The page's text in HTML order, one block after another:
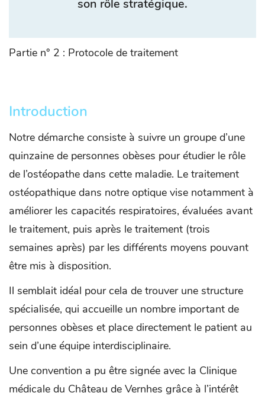
son rôle stratégique.
Partie n° 2 : Protocole de traitement
Introduction
Notre démarche consiste à suivre un groupe d’une
quinzaine de personnes obèses pour étudier le rôle
de l’ostéopathe dans cette maladie. Le traitement
ostéopathique dans notre optique vise notamment à
améliorer les capacités respiratoires, évaluées avant
le traitement, puis après le traitement (trois
semaines après) par les différents moyens pouvant
être mis à disposition.
Il semblait idéal pour cela de trouver une structure
spécialisée, qui accueille un nombre important de
personnes obèses et place directement le patient au
sein d’une équipe interdisciplinaire.
Une convention a pu être signée avec la Clinique
médicale du Château de Vernhes grâce à l’intérêt